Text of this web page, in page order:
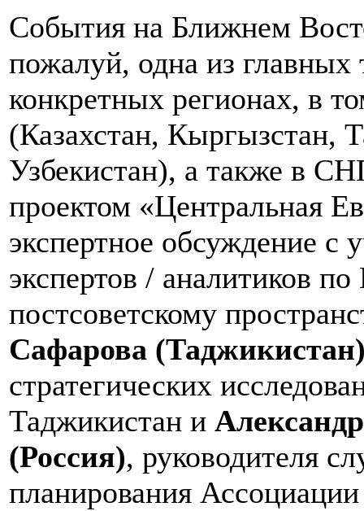
События на Ближнем
пожалуй, одна из главных
конкретных регионах, в
(Казахстан, Кыргызстан,
Узбекистан), а также в
проектом «Центральная
экспертное обсуждение с
экспертов / аналитиков
постсоветскому
Сафарова
стратегических
Таджикистан и
(Россия), руководителя
планирования